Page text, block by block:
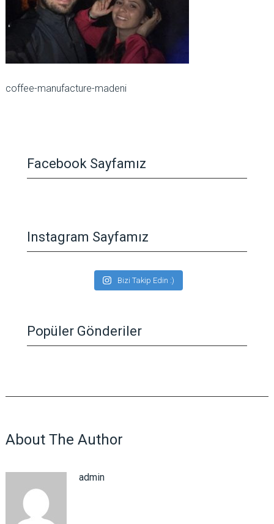
coffee-manufacture-madeni
Facebook Sayfamız
Instagram Sayfamız
Bizi Takip Edin :)
Popüler Gönderiler
About The Author
admin